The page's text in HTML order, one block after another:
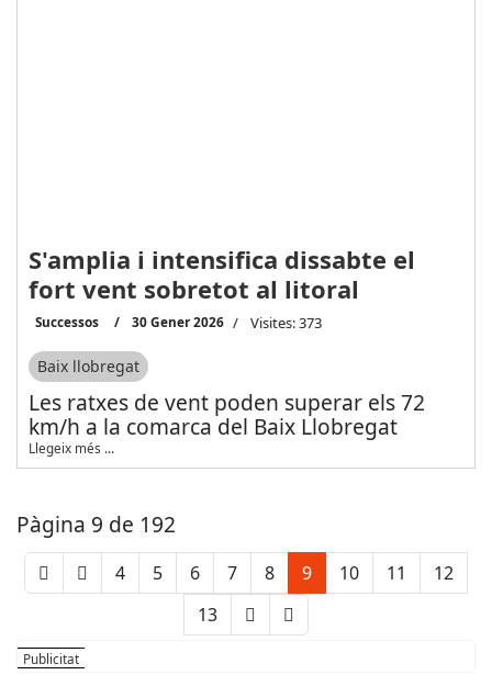
S'amplia i intensifica dissabte el
fort vent sobretot al litoral
Successos 30 Gener 2026 Visites: 373
Baix llobregat
Les ratxes de vent poden superar els 72
km/h a la comarca del Baix Llobregat
Llegeix més …
Pàgina 9 de 192
4 5 6 7 8 9 10 11
12
13